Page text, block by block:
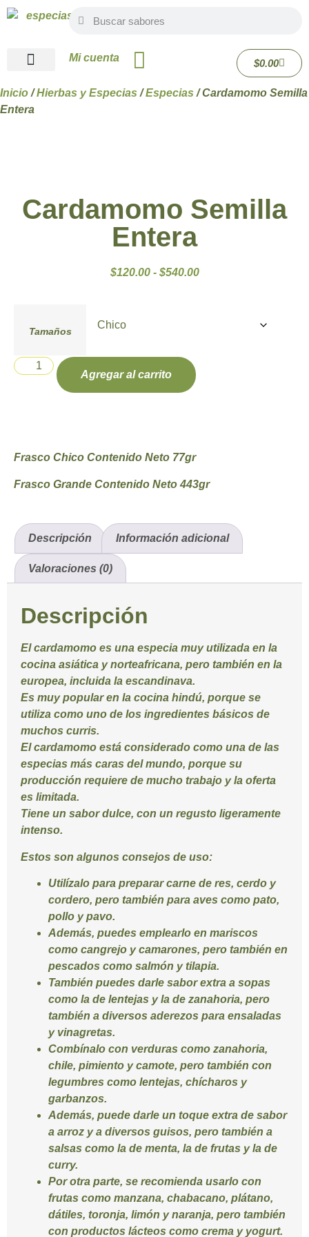
Mi cuenta $0.00
Inicio /Hierbas y Especias /Especias / Cardamomo Semilla
Entera
Cardamomo Semilla
Entera
$120.00 - $540.00
Tamaños
Agregar al carrito
Frasco Chico Contenido Neto 77gr
Frasco Grande Contenido Neto 443gr
Descripción Información adicional
Valoraciones (0)
Descripción
El cardamomo es una especia muy utilizada en la
cocina asiática y norteafricana, pero también en la
europea, incluida la escandinava.
Es muy popular en la cocina hindú, porque se
utiliza como uno de los ingredientes básicos de
muchos curris.
El cardamomo está considerado como una de las
especias más caras del mundo, porque su
producción requiere de mucho trabajo y la oferta
es limitada.
Tiene un sabor dulce, con un regusto ligeramente
intenso.
Estos son algunos consejos de uso:
Utilízalo para preparar carne de res, cerdo y
cordero, pero también para aves como pato,
pollo y pavo.
Además, puedes emplearlo en mariscos
como cangrejo y camarones, pero también en
pescados como salmón y tilapia.
También puedes darle sabor extra a sopas
como la de lentejas y la de zanahoria, pero
también a diversos aderezos para ensaladas
y vinagretas.
Combínalo con verduras como zanahoria,
chile, pimiento y camote, pero también con
legumbres como lentejas, chícharos y
garbanzos.
Además, puede darle un toque extra de sabor
a arroz y a diversos guisos, pero también a
salsas como la de menta, la de frutas y la de
curry.
Por otra parte, se recomienda usarlo con
frutas como manzana, chabacano, plátano,
dátiles, toronja, limón y naranja, pero también
con productos lácteos como crema y yogurt.